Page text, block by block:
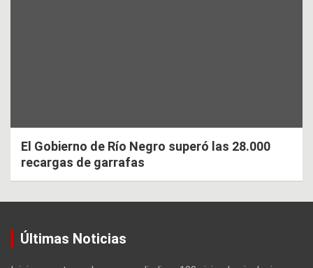
El Gobierno de Río Negro superó las 28.000
recargas de garrafas
Últimas Noticias